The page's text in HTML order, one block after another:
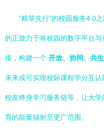
“粮草先行”的校园服务4.0
的正致力于将校园的数字平台
接，构建一个 开放、协同、共
未来或可实现校际课程学分互认
校友终身学习服务链等，让大
育的能量辐射至更广范围。